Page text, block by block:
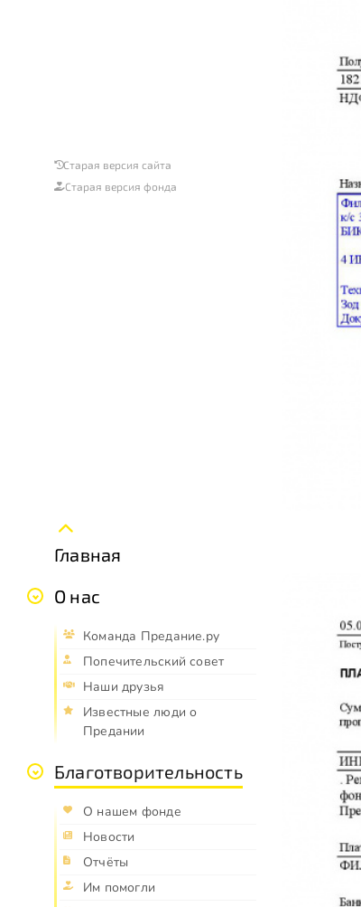
Старая версия сайта
Старая версия фонда
Главная
О нас
Команда Предание.ру
Попечительский совет
Наши друзья
Известные люди о
Предании
Благотворительность
О нашем фонде
Новости
Отчёты
Им помогли